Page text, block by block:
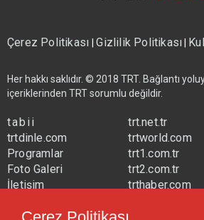
Çerez Politikası |Gizlilik Politikası
Her hakkı saklıdır. © 2018 TRT. Bağlantı
içeriklerinden TRT sorumlu değildir.
tabii
trtdinle.com
Programlar
Foto Galeri
İletişim
trt.net.tr
trtworld.com
trt1.com.tr
trt2.com.tr
trthaber.com